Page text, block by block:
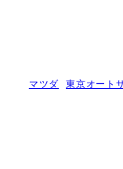
マツダ 東京オート